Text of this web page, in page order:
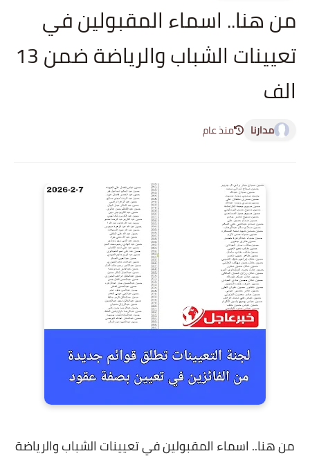
من هنا.. اسماء المقبولين في
تعيينات الشباب والرياضة ضمن 13
الف
مدارنا منذ عام
من هنا.. اسماء المقبولين في تعيينات الشباب والرياضة